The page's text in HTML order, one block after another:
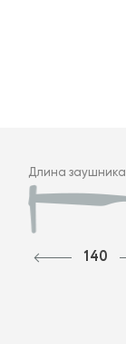
Длина заушника
140